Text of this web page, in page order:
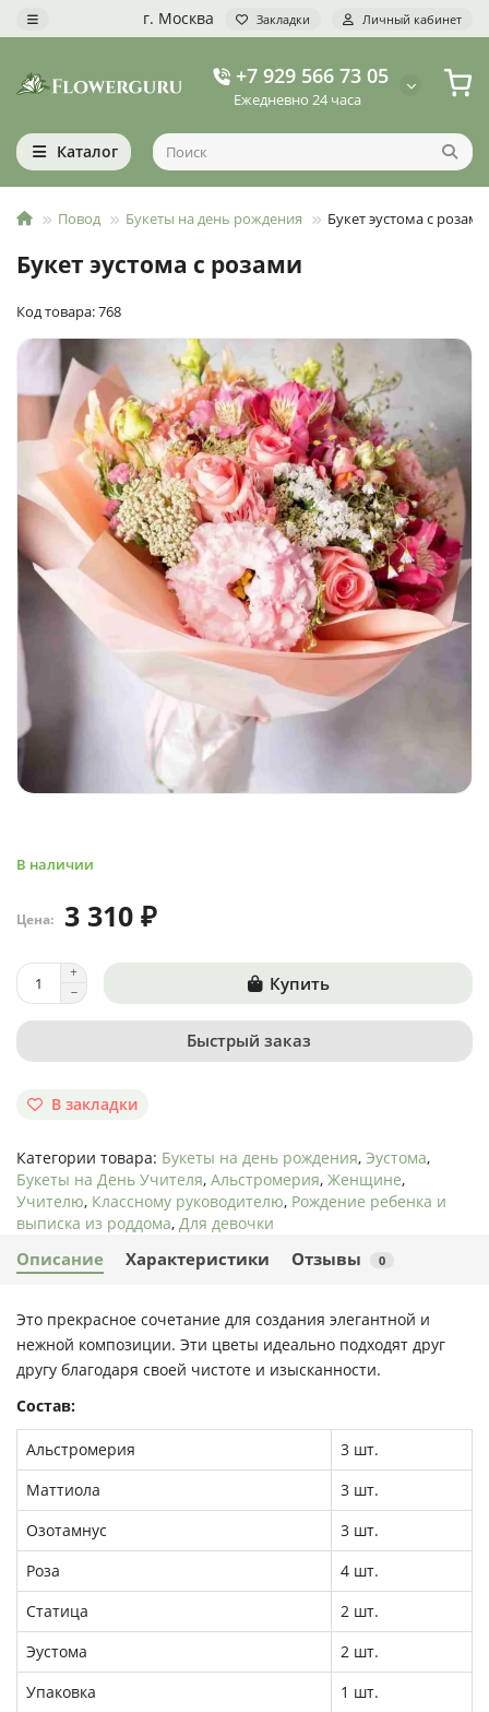
г. Москва Закладки Личный кабинет
+7 929 566 73 05
Ежедневно 24 часа
Каталог
Повод Букеты на день рождения Букет эустома с розами
Букет эустома с розами
Код товара: 768
В наличии
Цена: 3 310 ₽
Купить
Быстрый заказ
В закладки
Категории товара: Букеты на день рождения, Эустома,
Букеты на День Учителя, Альстромерия, Женщине,
Учителю, Классному руководителю, Рождение ребенка и
выписка из роддома, Для девочки
Описание Характеристики Отзывы 0
Это прекрасное сочетание для создания элегантной и
нежной композиции. Эти цветы идеально подходят друг
другу благодаря своей чистоте и изысканности.
Состав:
Альстромерия
3 шт.
Маттиола
3 шт.
Озотамнус
3 шт.
Роза
4 шт.
Статица
2 шт.
Эустома
2 шт.
Упаковка
1 шт.